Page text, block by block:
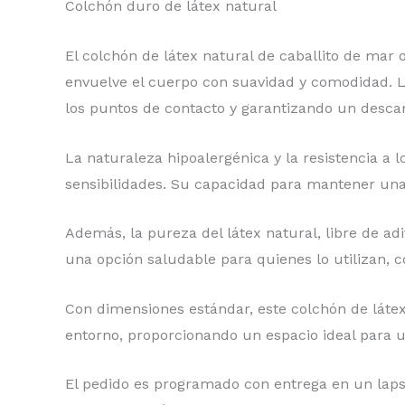
Colchón duro de látex natural
El colchón de látex natural de caballito de mar
envuelve el cuerpo con suavidad y
los puntos de contacto y garantizando un
La naturaleza hipoalergénica y la resistencia a
sensibilidades. Su capacidad para mantener
Además, la pureza del látex natural, libre de
una opción saludable para quienes lo utilizan,
Con dimensiones estándar, este colchón de
entorno, proporcionando un espacio ideal para
El pedido es programado con entrega en un